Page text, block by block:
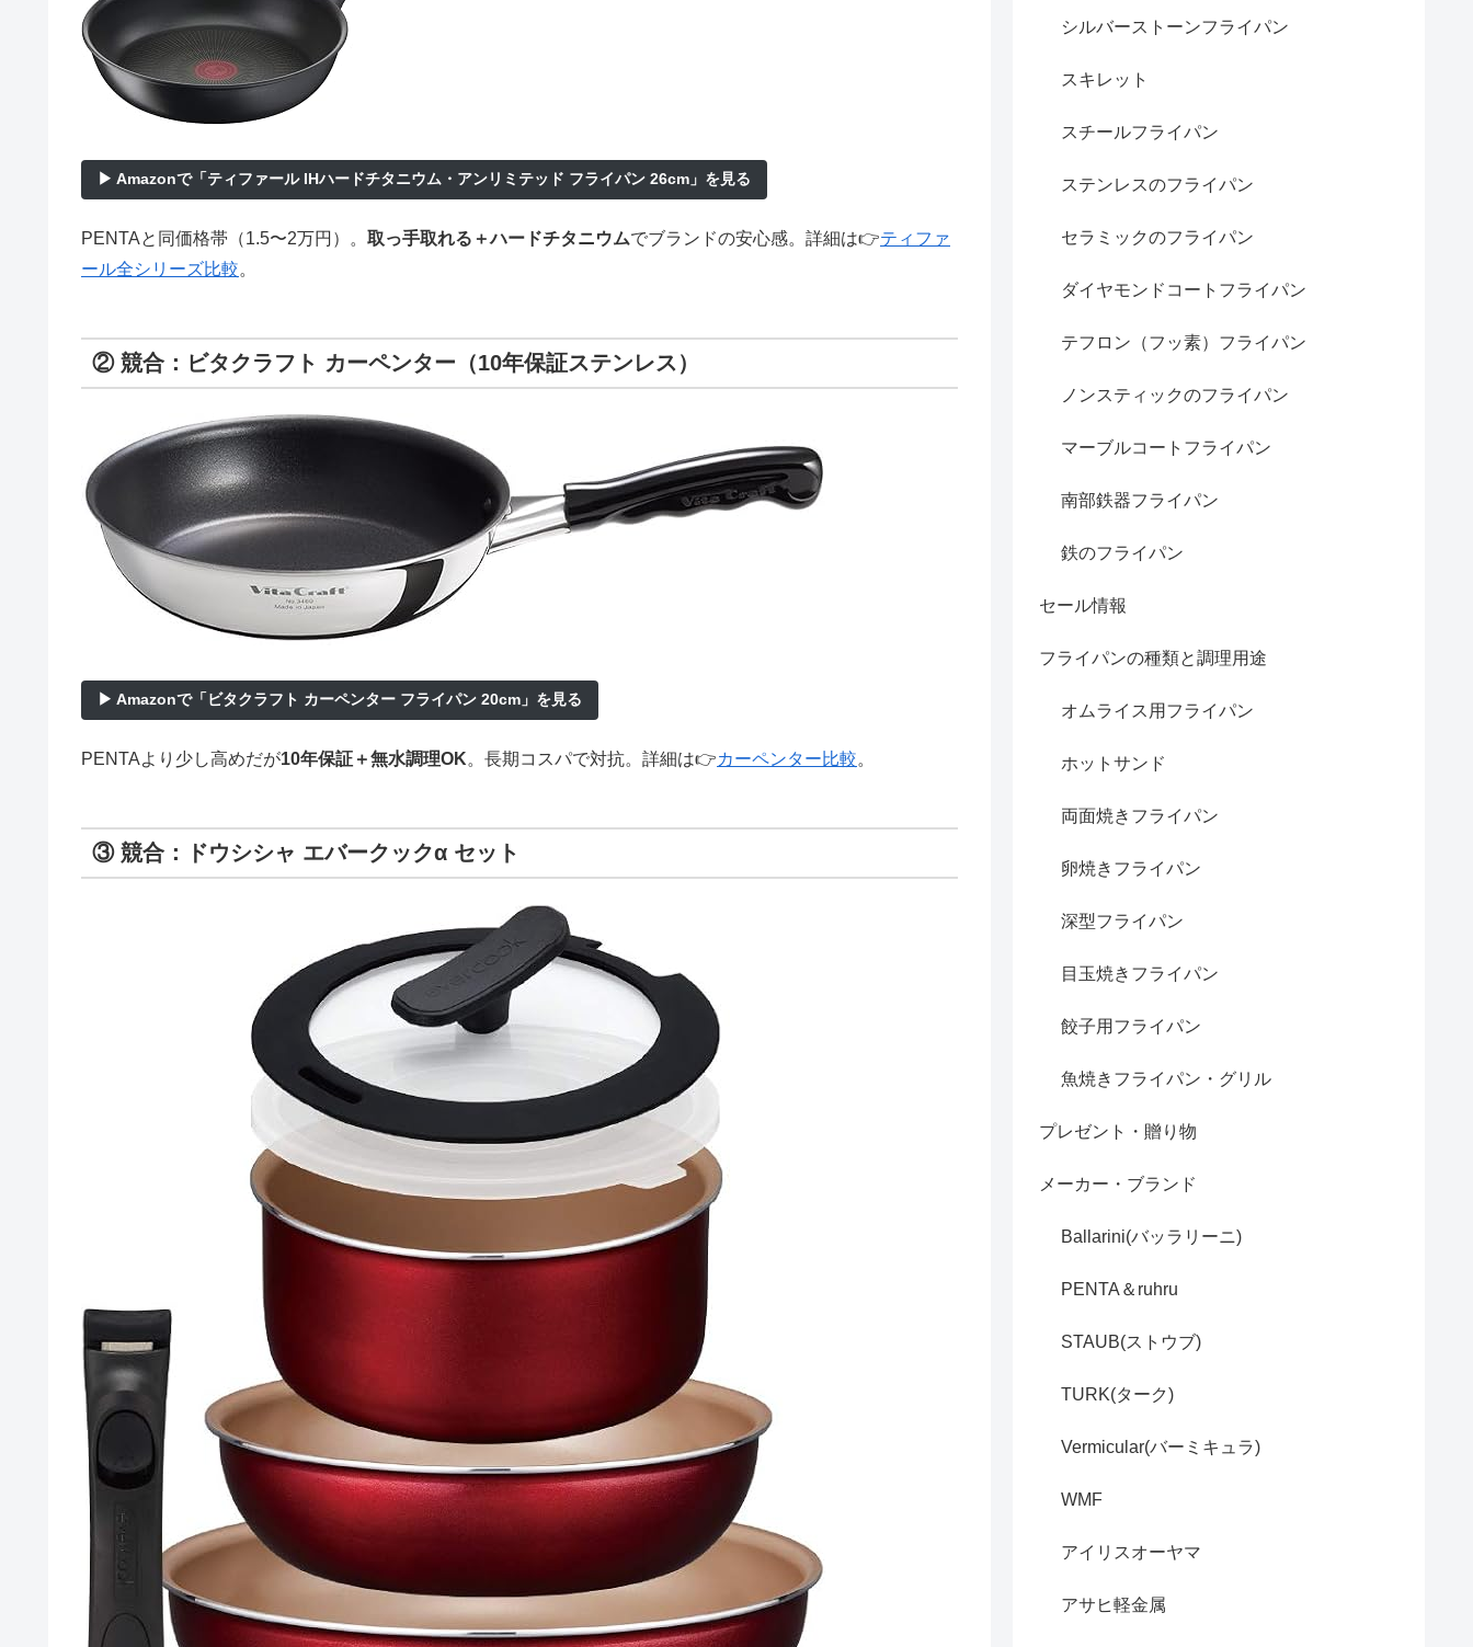
▶ Amazonで「ティファール IHハードチタニウム・アンリミテッド フライパン 26cm」を見る
PENTAと同価格帯（1.5〜2万円）。 取っ手取れる＋ハードチタニウムでブランドの安心感。詳細は👉ティファ
ール全シリーズ比較。
② 競合：ビタクラフト カーペンター（10年保証ステンレス）
▶ Amazonで「ビタクラフト カーペンター フライパン 20cm」を見る
PENTAより少し高めだが10年保証＋無水調理OK。長期コスパで対抗。詳細は👉カーペンター比較。
③ 競合：ドウシシャ エバークックα セット
シルバーストーンフライパン
スキレット
スチールフライパン
ステンレスのフライパン
セラミックのフライパン
ダイヤモンドコートフライパン
テフロン（フッ素）フライパン
ノンスティックのフライパン
マーブルコートフライパン
南部鉄器フライパン
鉄のフライパン
セール情報
フライパンの種類と調理用途
オムライス用フライパン
ホットサンド
両面焼きフライパン
卵焼きフライパン
深型フライパン
目玉焼きフライパン
餃子用フライパン
魚焼きフライパン・グリル
プレゼント・贈り物
メーカー・ブランド
Ballarini(バッラリーニ)
PENTA＆ruhru
STAUB(ストウブ)
TURK(ターク)
Vermicular(バーミキュラ)
WMF
アイリスオーヤマ
アサヒ軽金属